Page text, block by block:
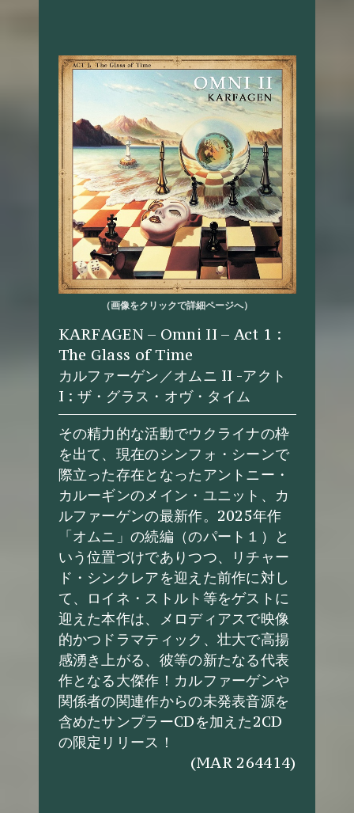
（画像をクリックで詳細ページへ）
KARFAGEN – Omni II – Act 1 :
The Glass of Time
カルファーゲン／オムニ II -アクト
I : ザ・グラス・オヴ・タイム
その精力的な活動でウクライナの枠
を出て、現在のシンフォ・シーンで
際立った存在となったアントニー・
カルーギンのメイン・ユニット、カ
ルファーゲンの最新作。2025年作
「オムニ」の続編（のパート１）と
いう位置づけでありつつ、リチャー
ド・シンクレアを迎えた前作に対し
て、ロイネ・ストルト等をゲストに
迎えた本作は、メロディアスで映像
的かつドラマティック、壮大で高揚
感湧き上がる、彼等の新たなる代表
作となる大傑作！カルファーゲンや
関係者の関連作からの未発表音源を
含めたサンプラーCDを加えた2CD
の限定リリース！
(MAR 264414)